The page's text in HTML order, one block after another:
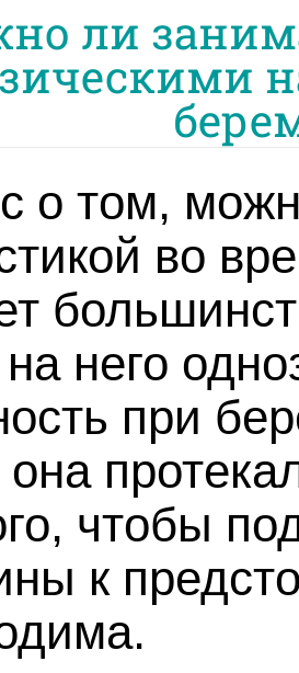
ли
о том,
во
него
при
чтобы
к